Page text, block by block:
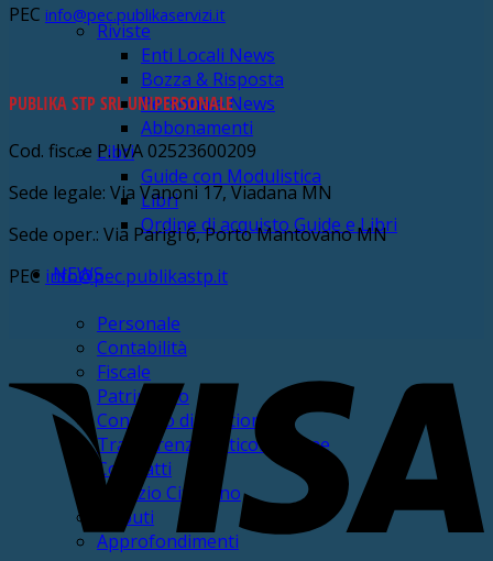
Riviste
Enti Locali News
Bozza & Risposta
Personale News
Abbonamenti
Libri
Guide con Modulistica
Libri
Ordine di acquisto Guide e Libri
NEWS
Personale
Contabilità
Fiscale
Patrimonio
Controllo di Gestione
Trasparenza anticorruzione
Contratti
Servizio Cittadino
Tributi
Approfondimenti
PEC info@pec.publikaservizi.it
PUBLIKA STP SRL UNIPERSONALE
Cod. fisc. e P. IVA 02523600209
Sede legale: Via Vanoni 17, Viadana MN
Sede oper.: Via Parigi 6, Porto Mantovano MN
PEC info@pec.publikastp.it